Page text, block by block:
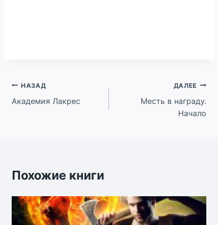
Навигация
по
НАЗАД
Академия Лакрес
ДАЛЕЕ
Месть в награду.
Начало
Похожие книги